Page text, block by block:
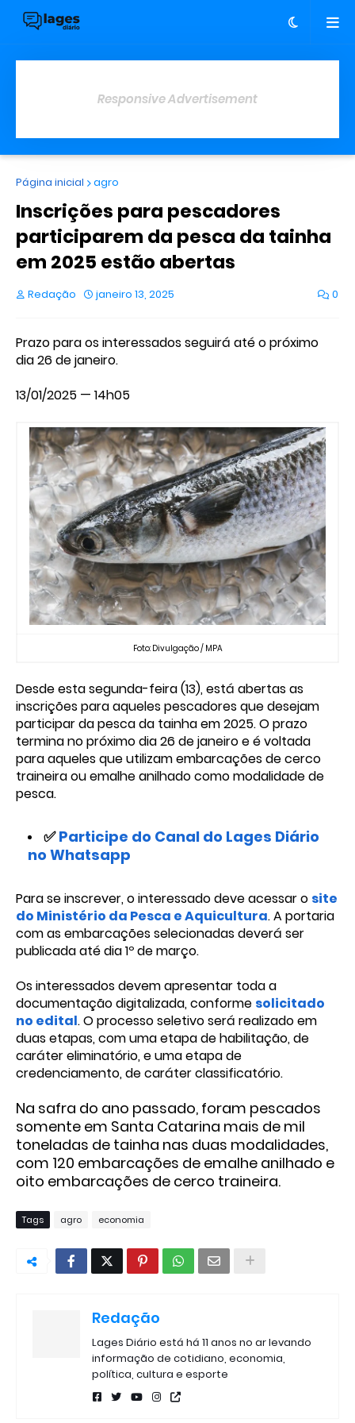
Responsive Advertisement
Página inicial agro
Inscrições para pescadores
participarem da pesca da tainha
em 2025 estão abertas
Redação janeiro 13, 2025 0
Prazo para os interessados seguirá até o próximo
dia 26 de janeiro.
13/01/2025 — 14h05
Foto: Divulgação / MPA
Desde esta segunda-feira (13), está abertas as
inscrições para aqueles pescadores que desejam
participar da pesca da tainha em 2025. O prazo
termina no próximo dia 26 de janeiro e é voltada
para aqueles que utilizam embarcações de cerco
traineira ou emalhe anilhado como modalidade de
pesca.
✅Participe do Canal do Lages Diário
no Whatsapp
Para se inscrever, o interessado deve acessar o site
do Ministério da Pesca e Aquicultura. A portaria
com as embarcações selecionadas deverá ser
publicada até dia 1º de março.
Os interessados devem apresentar toda a
documentação digitalizada, conforme solicitado
no edital. O processo seletivo será realizado em
duas etapas, com uma etapa de habilitação, de
caráter eliminatório, e uma etapa de
credenciamento, de caráter classificatório.
Na safra do ano passado, foram pescados
somente em Santa Catarina mais de mil
toneladas de tainha nas duas modalidades,
com 120 embarcações de emalhe anilhado e
oito embarcações de cerco traineira.
Tags agro economia
Redação
Lages Diário está há 11 anos no ar levando
informação de cotidiano, economia,
política, cultura e esporte